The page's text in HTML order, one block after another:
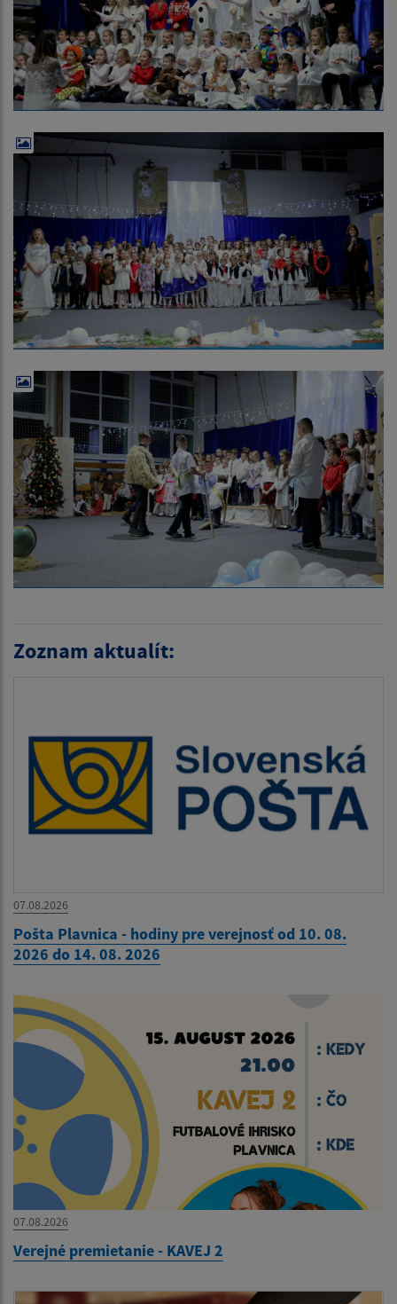
Zoznam aktualít:
07.08.2026
Pošta Plavnica - hodiny pre verejnosť od 10. 08.
2026 do 14. 08. 2026
07.08.2026
Verejné premietanie - KAVEJ 2